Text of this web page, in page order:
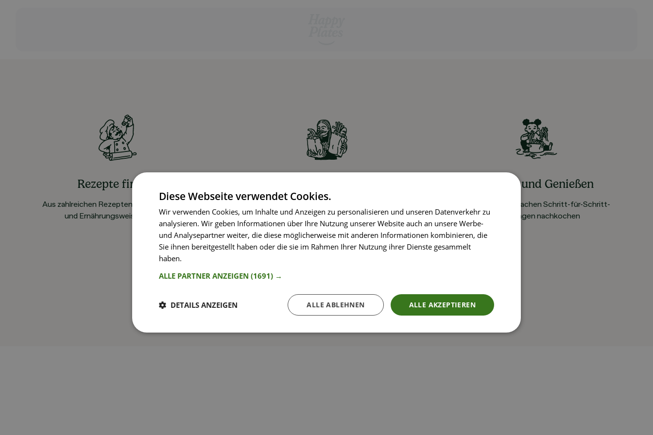
Rezepte finden
Aus zahlreichen Rezepten für alle Vorlieben
und Ernährungsweisen wählen
gewählten Rezepte ohne Aufpreis
Kochen und Genießen
Rezepte mit einfachen Schritt-für-Schritt-
Anleitungen nachkochen
Diese Webseite verwendet Cookies.
Wir verwenden Cookies, um Inhalte und Anzeigen zu personalisieren und unseren Datenverkehr zu
analysieren. Wir geben Informationen über Ihre Nutzung unserer Website auch an unsere Werbe-
und Analysepartner weiter, die diese möglicherweise mit anderen Informationen kombinieren, die
Sie ihnen bereitgestellt haben oder die sie im Rahmen Ihrer Nutzung ihrer Dienste gesammelt
haben.
ALLE PARTNER ANZEIGEN (1691) →
ALLE AKZEPTIEREN
ALLE ABLEHNEN
DETAILS ANZEIGEN